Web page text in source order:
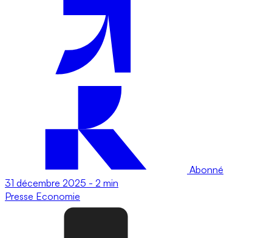
Abonné
31 décembre 2025 - 2 min
Presse Economie